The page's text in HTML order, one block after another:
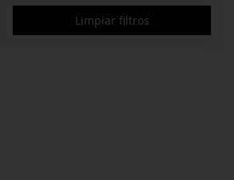
Limpiar filtros